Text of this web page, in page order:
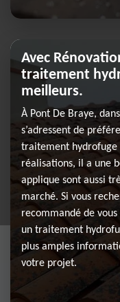
Avec
traitement
meilleurs.
À Pont De Braye,
s’adressent de
traitement hydrofuge
réalisations, il a une
applique sont aussi
marché. Si vous
recommandé de
un traitement
plus amples
votre projet.